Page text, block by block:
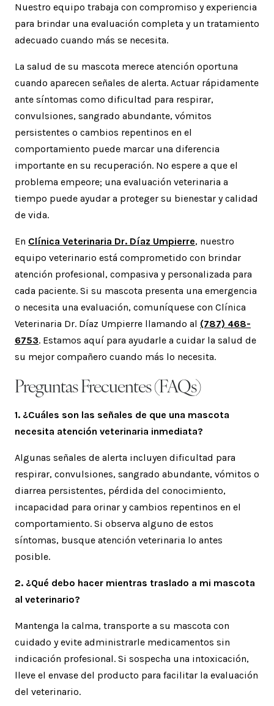
Nuestro equipo trabaja con compromiso y experiencia
para brindar una evaluación completa y un tratamiento
adecuado cuando más se necesita.
La salud de su mascota merece atención oportuna
cuando aparecen señales de alerta. Actuar rápidamente
ante síntomas como dificultad para respirar,
convulsiones, sangrado abundante, vómitos
persistentes o cambios repentinos en el
comportamiento puede marcar una diferencia
importante en su recuperación. No espere a que el
problema empeore; una evaluación veterinaria a
tiempo puede ayudar a proteger su bienestar y calidad
de vida.
En Clínica Veterinaria Dr. Díaz Umpierre, nuestro
equipo veterinario está comprometido con brindar
atención profesional, compasiva y personalizada para
cada paciente. Si su mascota presenta una emergencia
o necesita una evaluación, comuníquese con Clínica
Veterinaria Dr. Díaz Umpierre llamando al (787) 468-
6753. Estamos aquí para ayudarle a cuidar la salud de
su mejor compañero cuando más lo necesita.
Preguntas Frecuentes (FAQs)
1. ¿Cuáles son las señales de que una mascota
necesita atención veterinaria inmediata?
Algunas señales de alerta incluyen dificultad para
respirar, convulsiones, sangrado abundante, vómitos o
diarrea persistentes, pérdida del conocimiento,
incapacidad para orinar y cambios repentinos en el
comportamiento. Si observa alguno de estos
síntomas, busque atención veterinaria lo antes
posible.
2. ¿Qué debo hacer mientras traslado a mi mascota
al veterinario?
Mantenga la calma, transporte a su mascota con
cuidado y evite administrarle medicamentos sin
indicación profesional. Si sospecha una intoxicación,
lleve el envase del producto para facilitar la evaluación
del veterinario.